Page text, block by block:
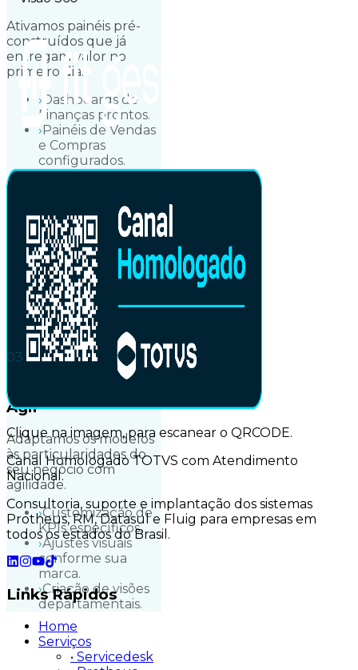
Ativamos painéis pré-
construídos que já
entregam valor no
primeiro dia.
› Dashboards de
Finanças prontos.
›Painéis de Vendas
e Compras
configurados.
›Indicadores de
instantâneos.
03
Personalização
Ágil
Adaptamos os modelos
às particularidades do
seu negócio com
agilidade.
›Customização de
KPIs específicos.
›Ajustes visuais
conforme sua
marca.
›Criação de visões
departamentais.
Clique na imagem, para escanear o QRCODE.
Canal Homologado TOTVS com Atendimento
Nacional.
Consultoria, suporte e implantação dos sistemas
Protheus, RM, Datasul e Fluig para empresas em
todos os estados do Brasil.
LinksRápidos
Home
Serviços
• Servicedesk